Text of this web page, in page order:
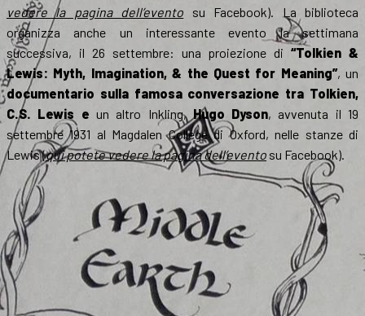
vedere la pagina dell’evento su Facebook). La biblioteca
organizza anche un interessante evento la settimana
successiva, il 26 settembre: una proiezione di“Tolkien &
Lewis: Myth, Imagination, & the Quest for Meaning”, un
documentario sulla famosa conversazione tra Tolkien,
C.S. Lewis e un altro Inkling, Hugo Dyson, avvenuta il 19
settembre 1931 al Magdalen College di Oxford, nelle stanze di
Lewis (qui potete vedere la pagina dell’evento su Facebook).